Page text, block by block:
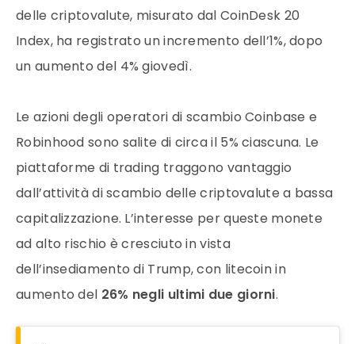
delle criptovalute, misurato dal CoinDesk 20
Index, ha registrato un incremento dell’1%, dopo
un aumento del 4% giovedì.
Le azioni degli operatori di scambio Coinbase e
Robinhood sono salite di circa il 5% ciascuna. Le
piattaforme di trading traggono vantaggio
dall’attività di scambio delle criptovalute a bassa
capitalizzazione. L’interesse per queste monete
ad alto rischio è cresciuto in vista
dell’insediamento di Trump, con litecoin in
aumento del 26% negli ultimi due giorni.